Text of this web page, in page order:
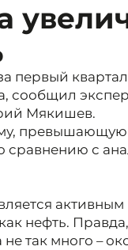
первый
сообщил
Мякишев.
сравнению с
активным
нефть.
так много –